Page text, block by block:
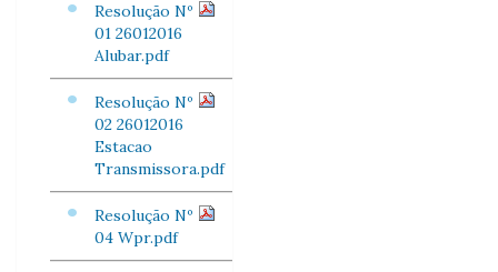
Resolução Nº
01 26012016
Alubar.pdf
Resolução Nº
02 26012016
Estacao
Transmissora.pdf
Resolução Nº
04 Wpr.pdf